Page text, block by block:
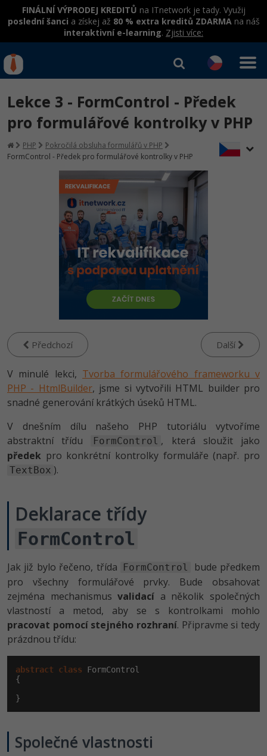
FINÁLNÍ VÝPRODEJ KREDITŮ na ITnetwork je tady. Využij
poslední šanci a získej až 80 % extra kreditů ZDARMAna náš
interaktivní e-learning. Zjisti více:
Rekvalifikace a kurzy
hrazené úřadem práce
Workshopy zdarma
Umělá inteligence v praxi
Datová analýza v praxi
Školení
Základy programování
Objektové programování - OOP
Umělá inteligence
HTML5, CSS3, Bootstrap, SEO
SQL a databáze
Testování a verzování
UML a návrhové vzory
React
Spring
ASP.NET MVC
Best practices
Školení dle technologií
C# .NET
Java
JavaScript
Python
HTML / CSS
UML a návrhové vzory
MySQL/MariaDB
MS-SQL
Kurzy IT profesí
Junior programátor
Programátor WWW aplikací
Senior programátor
Front-end developer
Vývojář mobilních aplikací
Specialista na AI a bigdata
C# Game developer
Webdesigner
Tester
Grafik / UX/UI návrhář
WordPress specialista
SEO specialista
Kurzy programování
Jak začít?
Java -80%
C#.NET -80%
Python -80%
JavaScript -80%
PHP
-80%
Swift -80%
C -80%
Návrh SW
Umělá inteligence (AI) -10%
Pro děti
Více
Fórum
Kurzy designu
Přihlásit se | Registrovat
Lekce 3 - FormControl - Předek
pro formulářové kontrolky v PHP
PHP
Pokročilá obsluha formulářů v PHP
FormControl - Předek pro formulářové kontrolky v PHP
Předchozí Další
V minulé lekci, Tvorba formulářového frameworku v
PHP - HtmlBuilder, jsme si vytvořili HTML builder pro
snadné generování krátkých úseků HTML.
V dnešním dílu našeho PHP tutoriálu vytvoříme
abstraktní třídu
FormControl , která sloužit jako
předek pro konkrétní kontrolky formuláře (např. pro
TextBox ).
Deklarace třídy
FormControl
Jak již bylo řečeno, třída FormControl
bude předkem
pro všechny formulářové prvky. Bude obsahovat
zejména mechanismusvalidací a několik společných
vlastností a metod, aby se s kontrolkami mohlo
pracovat pomocí stejného rozhraní. Připravme si tedy
prázdnou třídu:
abstract class FormControl
{
}
Společné vlastnosti